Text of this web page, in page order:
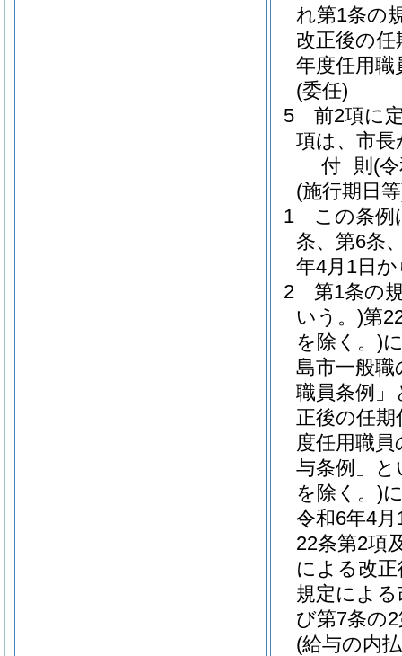
れ第1条の
改正後の
年度任用
(委任)
5
前2項に
項は、市
付 則 (
(施行期日
1
この条例
条、第6条
年4月1日
2
第1条の
いう。)第
を除く。)
島市一般職
職員条例」
正後の任
度任用職
与条例」と
を除く。)
令和6年4
22条第2項
による改
規定によ
び第7条の
(給与の内